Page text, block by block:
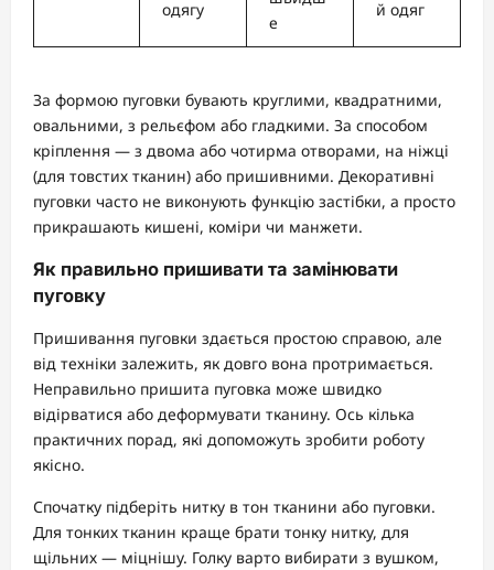
одягу
е
й одяг
За формою пуговки бувають круглими, квадратними,
овальними, з рельєфом або гладкими. За способом
кріплення — з двома або чотирма отворами, на ніжці
(для товстих тканин) або пришивними. Декоративні
пуговки часто не виконують функцію застібки, а просто
прикрашають кишені, коміри чи манжети.
Як правильно пришивати та замінювати
пуговку
Пришивання пуговки здається простою справою, але
від техніки залежить, як довго вона протримається.
Неправильно пришита пуговка може швидко
відірватися або деформувати тканину. Ось кілька
практичних порад, які допоможуть зробити роботу
якісно.
Спочатку підберіть нитку в тон тканини або пуговки.
Для тонких тканин краще брати тонку нитку, для
щільних — міцнішу. Голку варто вибирати з вушком,